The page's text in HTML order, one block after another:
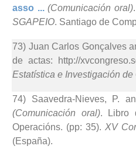
asso ...(Comunicación oral)
SGAPEIO. Santiago de
73) Juan Carlos Gonçalves
de actas: http://
Estatística e Investigación de
74) Saavedra-Nieves, P.
(Comunicación oral). Libro
Operacións. (pp: 35). XV
(España).